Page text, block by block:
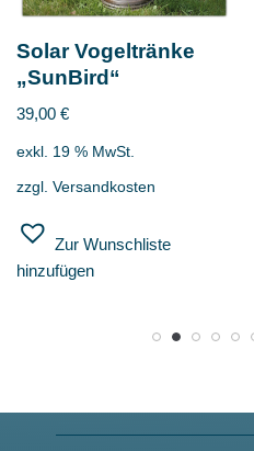
Solar Vogeltränke
„SunBird“
39,00 €
exkl. 19 % MwSt.
zzgl. Versandkosten
Zur Wunschliste
hinzufügen